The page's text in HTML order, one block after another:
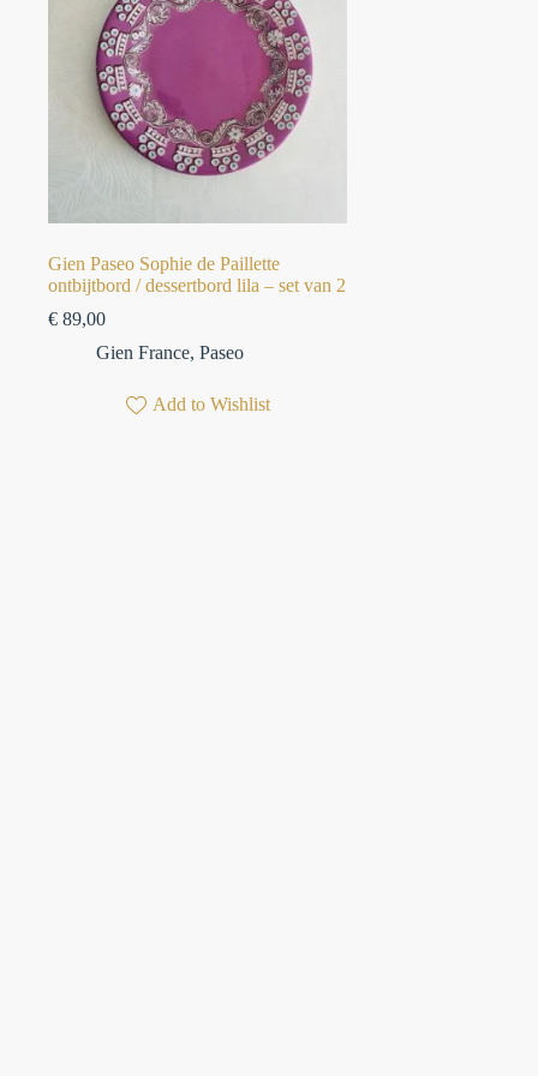
Gien Paseo Sophie de Paillette
ontbijtbord / dessertbord lila – set van 2
€ 89,00
Gien France, Paseo
Add to Wishlist